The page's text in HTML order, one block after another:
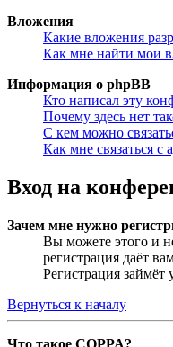
Вложения
Какие вложения
Как мне найти мои
Информация о phpBB
Кто написал эту
Почему здесь нет
С кем можно
Как мне связаться
Вход на
Зачем мне нужно
Вы можете этого и
регистрация даёт
Регистрация займёт
Вернуться к началу
Что такое COPPA?